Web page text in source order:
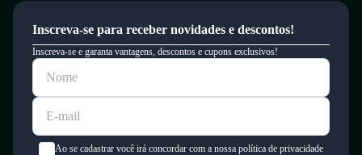
Inscreva-se para receber novidades e descontos!
Inscreva-se e garanta vantagens, descontos e cupons exclusivos!
Ao se cadastrar você irá concordar com a nossa política de privacidade